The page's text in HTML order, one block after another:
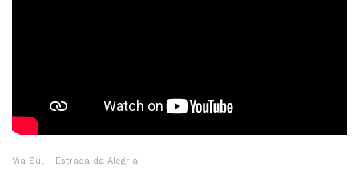
Via Sul – Estrada da Alegria